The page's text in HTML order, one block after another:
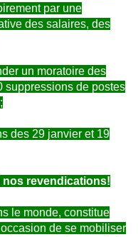
par une
des salaires, des
un moratoire des
suppressions de postes
des 29 janvier et 19
nos revendications!
le monde, constitue
de se mobiliser